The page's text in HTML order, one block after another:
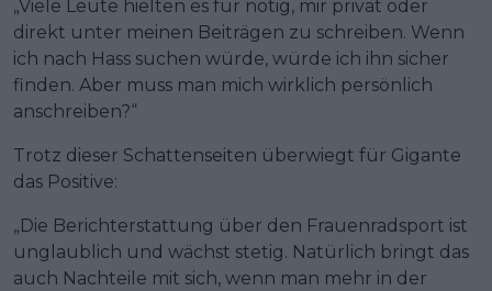
„Viele Leute hielten es für nötig, mir privat oder
direkt unter meinen Beiträgen zu schreiben. Wenn
ich nach Hass suchen würde, würde ich ihn sicher
finden. Aber muss man mich wirklich persönlich
anschreiben?“
Trotz dieser Schattenseiten überwiegt für Gigante
das Positive:
„Die Berichterstattung über den Frauenradsport ist
unglaublich und wächst stetig. Natürlich bringt das
auch Nachteile mit sich, wenn man mehr in der